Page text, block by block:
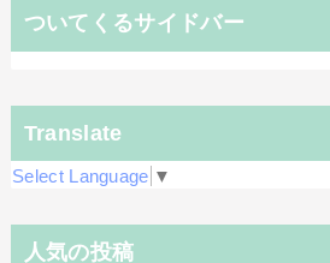
ついてくるサイドバー
Translate
Select Language ▼
人気の投稿